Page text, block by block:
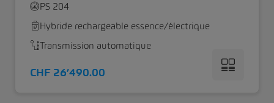
PS 204
Hybride rechargeable essence/électrique
Transmission automatique
CHF 26’490.00